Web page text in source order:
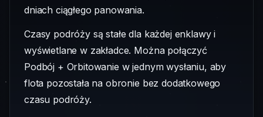
dniach ciągłego panowania.
Czasy podróży są stałe dla każdej enklawy i
wyświetlane w zakładce. Można połączyć
Podbój + Orbitowanie w jednym wysłaniu, aby
flota pozostała na obronie bez dodatkowego
czasu podróży.